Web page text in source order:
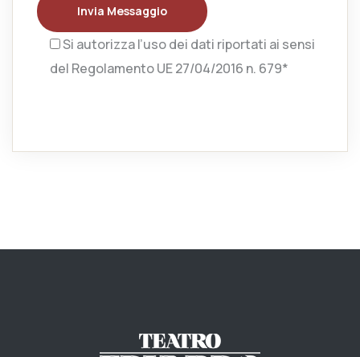
Invia Messaggio
Si autorizza l’uso dei dati riportati ai sensi
del Regolamento UE 27/04/2016 n. 679*